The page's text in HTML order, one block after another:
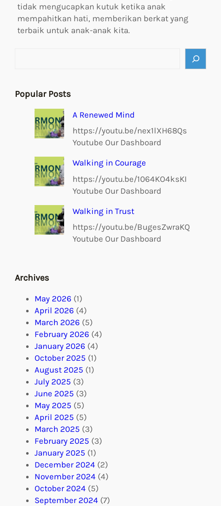
tidak mengucapkan kutuk ketika anak
mempahitkan hati, memberikan berkat yang
terbaik untuk anak-anak kita.
Popular Posts
A Renewed Mind
https://youtu.be/nex1lXH68Qs
Youtube Our Dashboard
Walking in Courage
https://youtu.be/1064KO4ksKI
Youtube Our Dashboard
Walking in Trust
https://youtu.be/BugesZwraKQ
Youtube Our Dashboard
Archives
May 2026 (1)
April 2026 (4)
March 2026 (5)
February 2026 (4)
January 2026 (4)
October 2025 (1)
August 2025 (1)
July 2025 (3)
June 2025 (3)
May 2025 (5)
April 2025 (5)
March 2025 (3)
February 2025 (3)
January 2025 (1)
December 2024 (2)
November 2024 (4)
October 2024 (5)
September 2024 (7)